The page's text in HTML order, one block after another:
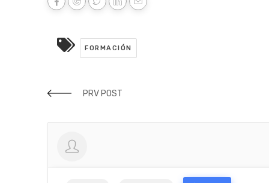
FORMACIÓN
PRV POST